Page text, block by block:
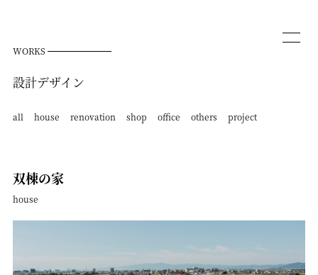
WORKS
設計デザイン
all house renovation shop office others project
双棟の家
house